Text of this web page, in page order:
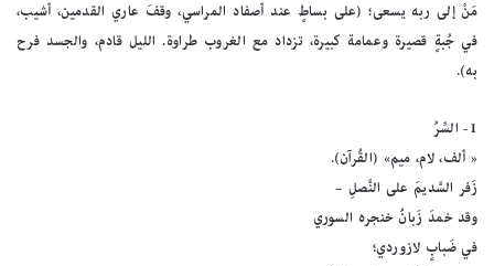
مَنْ إلى ربه يسعى؛ (على بساطٍ عند أصفاد المراسي، وقفَ عاري القدمين، أشيب،
في جُبةٍ قصيرة وعمامة كبيرة، تزداد مع الغروب طراوة. الليل قادم، والجسد فرح
به).
1- السِّرُ
« ألف، لام، ميم» (القُرآن).
زَفر السَّديمَ على النَّصلِ –
وقد خمدَ زَبانُ خنجره السوري
في ضَبابٍ لازوردي؛